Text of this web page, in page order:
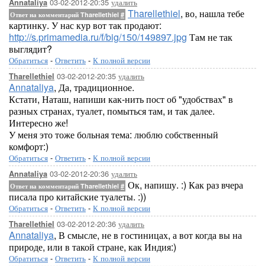
Annataliya
Ответ на комментарий Tharellethiel # Tharellethiel, во, нашла тебе
картинку. У нас кур вот так продают:
http://s.primamedia.ru/f/big/150/149897.jpg Там не так
выглядит?
Обратиться - Ответить - К полной версии
Tharellethiel 03-02-2012-20:35 удалить
Annataliya, Да, традиционное.
Кстати, Наташ, напиши как-нить пост об "удобствах" в
разных странах, туалет, помыться там, и так далее.
Интересно же!
У меня это тоже больная тема: люблю собственный
комфорт:)
Обратиться - Ответить - К полной версии
Annataliya 03-02-2012-20:36 удалить
Ответ на комментарий Tharellethiel # Ок, напишу. :) Как раз вчера
писала про китайские туалеты. :))
Обратиться - Ответить - К полной версии
Tharellethiel 03-02-2012-20:36 удалить
Annataliya, В смысле, не в гостиницах, а вот когда вы на
природе, или в такой стране, как Индия:)
Обратиться - Ответить - К полной версии